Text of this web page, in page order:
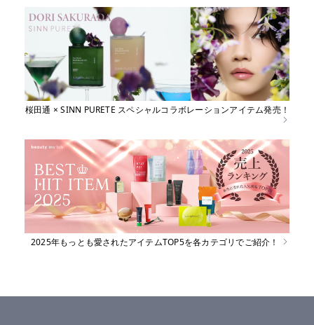
桜田通 × SINN PURETE スペシャルコラボレーションアイテム発売！
2025年もっとも愛されたアイテムTOP5を各カテゴリでご紹介！